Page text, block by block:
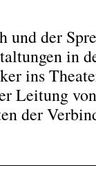
und der
in
ins
Leitung
der